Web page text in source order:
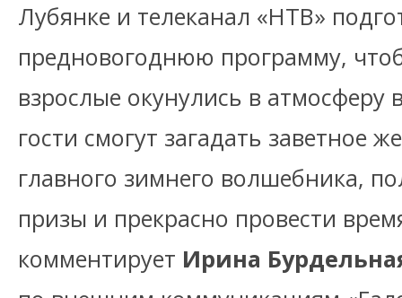
Лубянке и телеканал «НТВ»
предновогоднюю программу,
взрослые окунулись в атмосферу
гости смогут загадать заветное
главного зимнего волшебника,
призы и прекрасно провести
комментирует Ирина